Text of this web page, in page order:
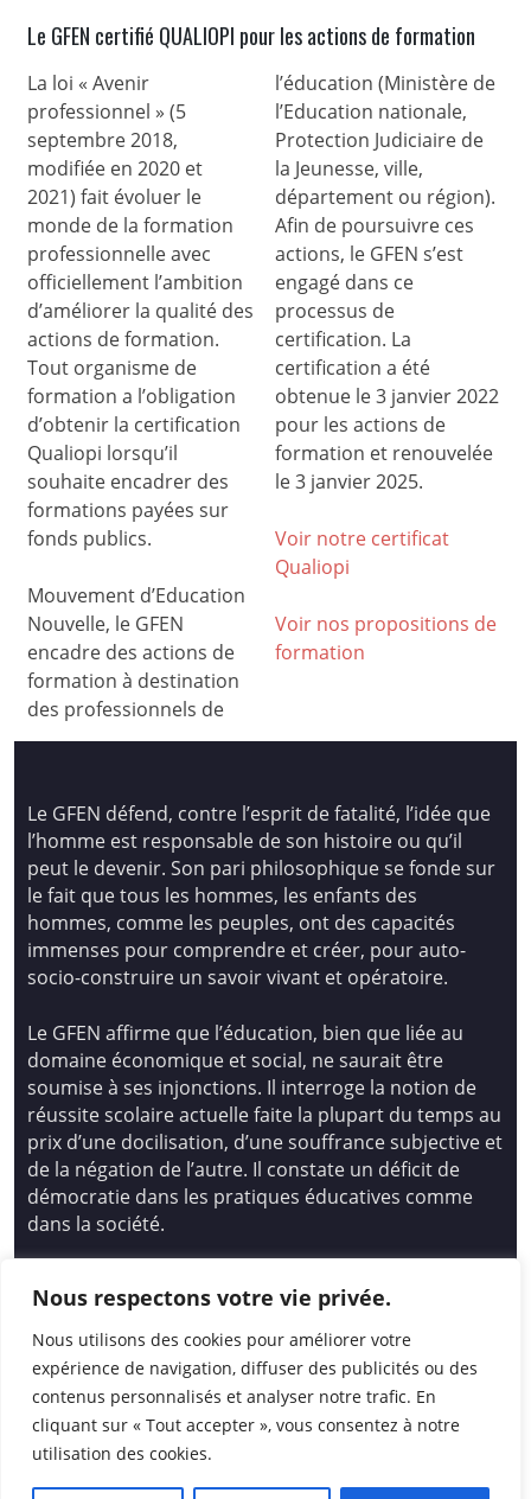
Nous respectons votre vie privée.
Nous utilisons des cookies pour améliorer votre
expérience de navigation, diffuser des publicités ou des
contenus personnalisés et analyser notre trafic. En
cliquant sur « Tout accepter », vous consentez à notre
utilisation des cookies.
Le GFEN certifié QUALIOPI pour les actions de formation
La loi « Avenir
professionnel » (5
septembre 2018,
modifiée en 2020 et
2021) fait évoluer le
monde de la formation
professionnelle avec
officiellement l’ambition
d’améliorer la qualité des
actions de formation.
Tout organisme de
formation a l’obligation
d’obtenir la certification
Qualiopi lorsqu’il
souhaite encadrer des
formations payées sur
fonds publics.
Mouvement d’Education
Nouvelle, le GFEN
encadre des actions de
formation à destination
des professionnels de
l’éducation (Ministère de
l’Education nationale,
Protection Judiciaire de
la Jeunesse, ville,
département ou région).
Afin de poursuivre ces
actions, le GFEN s’est
engagé dans ce
processus de
certification. La
certification a été
obtenue le 3 janvier 2022
pour les actions de
formation et renouvelée
le 3 janvier 2025.
Voir notre certificat
Qualiopi
Voir nos propositions de
formation
Le GFEN défend, contre l’esprit de fatalité, l’idée que
l’homme est responsable de son histoire ou qu’il
peut le devenir. Son pari philosophique se fonde sur
le fait que tous les hommes, les enfants des
hommes, comme les peuples, ont des capacités
immenses pour comprendre et créer, pour auto-
socio-construire un savoir vivant et opératoire.
Le GFEN affirme que l’éducation, bien que liée au
domaine économique et social, ne saurait être
soumise à ses injonctions. Il interroge la notion de
réussite scolaire actuelle faite la plupart du temps au
prix d’une docilisation, d’une souffrance subjective et
de la négation de l’autre. Il constate un déficit de
démocratie dans les pratiques éducatives comme
dans la société.
Nouvelle
14 avenue Spinoza 94200 Ivry Sur Seine
01 46 72 53 17 – gfen@gfen.asso.fr